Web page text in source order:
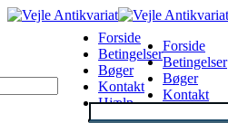
Forside
Betingelser
Bøger
Kontakt
Hjælp
Forside
Betingelser
Bøger
Kontakt